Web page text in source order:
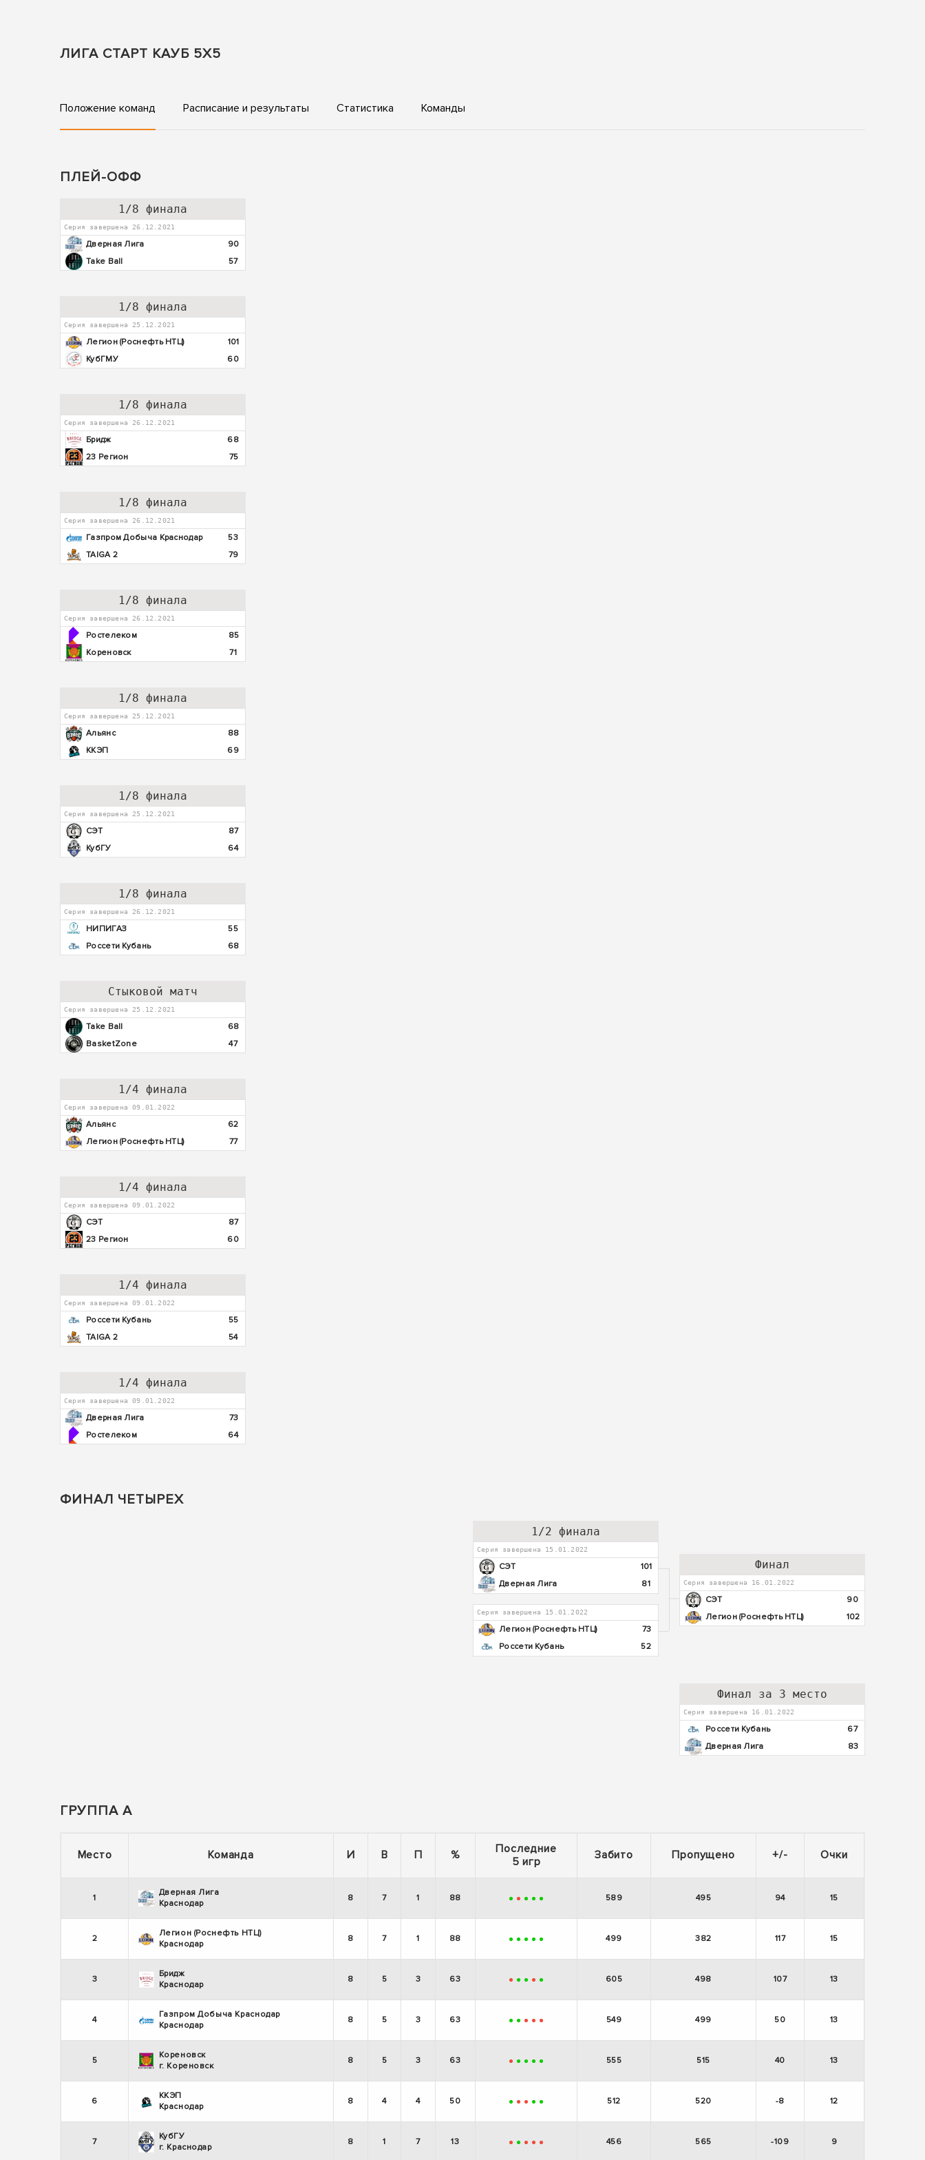
ЛИГА СТАРТ КАУБ 5Х5
Положение команд Расписание и результаты Статистика Команды
ПЛЕЙ-ОФФ
1/8 финала
Серия завершена 26.12.2021
Дверная Лига
90
Take Ball
57
1/8 финала
Серия завершена 25.12.2021
Легион (Роснефть НТЦ)
101
КубГМУ
60
1/8 финала
Серия завершена 26.12.2021
Бридж
68
23 Регион
75
1/8 финала
Серия завершена 26.12.2021
Газпром Добыча Краснодар
53
TAIGA 2
79
1/8 финала
Серия завершена 26.12.2021
Ростелеком
85
Кореновск
71
1/8 финала
Серия завершена 25.12.2021
Альянс
88
ККЭП
69
1/8 финала
Серия завершена 25.12.2021
СЭТ
87
КубГУ
64
1/8 финала
Серия завершена 26.12.2021
НИПИГАЗ
55
Россети Кубань
68
Стыковой матч
Серия завершена 25.12.2021
Take Ball
68
BasketZone
47
1/4 финала
Серия завершена 09.01.2022
Альянс
62
Легион (Роснефть НТЦ)
77
1/4 финала
Серия завершена 09.01.2022
СЭТ
87
23 Регион
60
1/4 финала
Серия завершена 09.01.2022
Россети Кубань
55
TAIGA 2
54
1/4 финала
Серия завершена 09.01.2022
Дверная Лига
73
Ростелеком
64
ФИНАЛ ЧЕТЫРЕХ
1/2 финала
Серия завершена 15.01.2022
СЭТ
101
Дверная Лига
81
Серия завершена 15.01.2022
Легион (Роснефть НТЦ)
73
Россети Кубань
52
Финал
Серия завершена 16.01.2022
СЭТ
90
Легион (Роснефть НТЦ)
102
Финал за 3 место
Серия завершена 16.01.2022
Россети Кубань
67
Дверная Лига
83
ГРУППА А
Место Команда И В П %
Последние
5 игр
Забито Пропущено +/- Очки
1
Дверная Лига
Краснодар
8 7 1 88 + - + + + 589 495 94 15
2
Легион (Роснефть НТЦ)
Краснодар
8 7 1 88 + + + + + 499 382 117 15
3
Бридж
Краснодар
8 5 3 63 - + + - + 605 498 107 13
4
Газпром Добыча Краснодар
Краснодар
8 5 3 63 + + - - - 549 499 50 13
5
Кореновск
г. Кореновск
8 5 3 63 - + + + + 555 515 40 13
6
ККЭП
Краснодар
8 4 4 50 + - - + + 512 520 -8 12
7
КубГУ
г. Краснодар
8 1 7 13 - + - - - 456 565 -109 9